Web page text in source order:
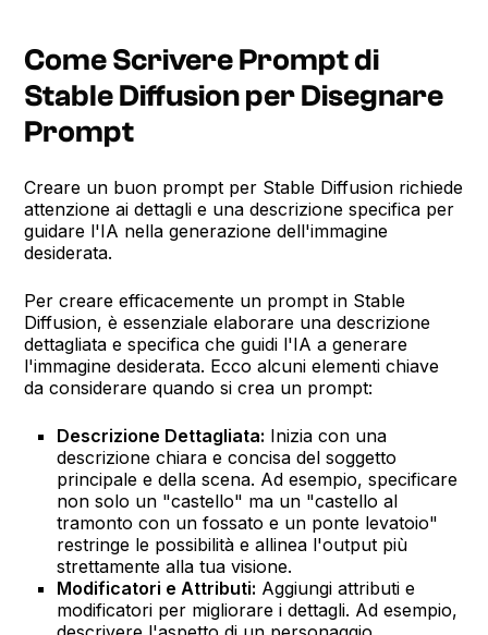
Come Scrivere Prompt di
Stable Diffusion per Disegnare
Prompt
Creare un buon prompt per Stable Diffusion richiede
attenzione ai dettagli e una descrizione specifica per
guidare l'IA nella generazione dell'immagine
desiderata.
Per creare efficacemente un prompt in Stable
Diffusion, è essenziale elaborare una descrizione
dettagliata e specifica che guidi l'IA a generare
l'immagine desiderata. Ecco alcuni elementi chiave
da considerare quando si crea un prompt:
Descrizione Dettagliata: Inizia con una
descrizione chiara e concisa del soggetto
principale e della scena. Ad esempio, specificare
non solo un "castello" ma un "castello al
tramonto con un fossato e un ponte levatoio"
restringe le possibilità e allinea l'output più
strettamente alla tua visione.
Modificatori e Attributi: Aggiungi attributi e
modificatori per migliorare i dettagli. Ad esempio,